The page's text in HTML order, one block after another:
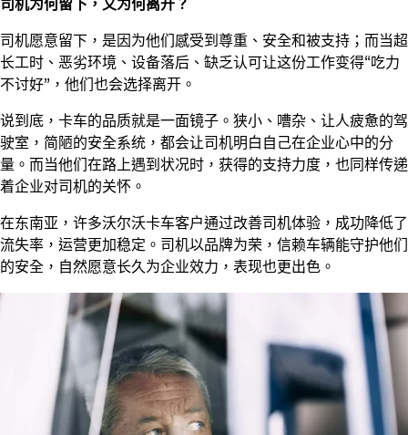
司机为何留下，又为何离开？
司机愿意留下，是因为他们感受到尊重、安全和被支持；而当超
长工时、恶劣环境、设备落后、缺乏认可让这份工作变得“吃力
不讨好”，他们也会选择离开。
说到底，卡车的品质就是一面镜子。狭小、嘈杂、让人疲惫的驾
驶室，简陋的安全系统，都会让司机明白自己在企业心中的分
量。而当他们在路上遇到状况时，获得的支持力度，也同样传递
着企业对司机的关怀。
在东南亚，许多沃尔沃卡车客户通过改善司机体验，成功降低了
流失率，运营更加稳定。司机以品牌为荣，信赖车辆能守护他们
的安全，自然愿意长久为企业效力，表现也更出色。